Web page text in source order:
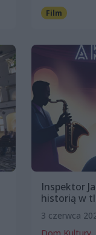
Film
Inspektor
historią w
3 czerwca